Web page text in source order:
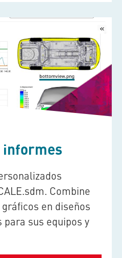
informes
. Combine
en diseños
para sus equipos y